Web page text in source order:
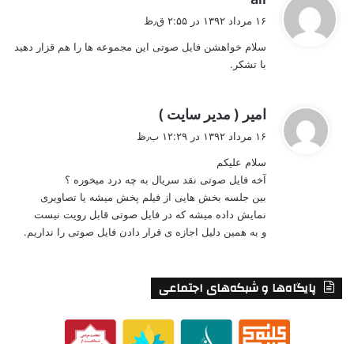
:
۱۶ مرداد ۱۳۹۲ در ۲:۵۵ ق٫ظ
سلام خواهشن فایل صوتی این مجموعه ها را هم قزار دهید
با تشکر.
امیر ( مدیر سایت )
۱۶ مرداد ۱۳۹۲ در ۱۲:۲۹ ب٫ظ
سلام علیکم
آخه فایل صوتی نقد سریال به چه درد میخوره ؟
بین جلسه بخش هایی از فیلم پخش میشه یا تصاویری
نمایش داده میشه که در فایل صوتی قابل رویت نیست
و به همین دلیل اجازه ی قرار دادن فایل صوتی را نداریم.
پایگاه‌ها و شبکه‌های اجتماعی